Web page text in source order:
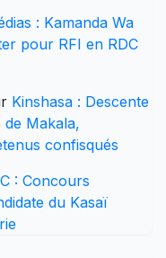
: Kamanda Wa
pour RFI en RDC
Kinshasa : Descente
Makala,
confisqués
: Concours
du Kasaï